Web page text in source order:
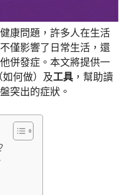
康問題，許多人在生活
僅影響了日常生活，還
併發症。本文將提供一
如何做）及工具 ，幫助讀
突出的症狀。